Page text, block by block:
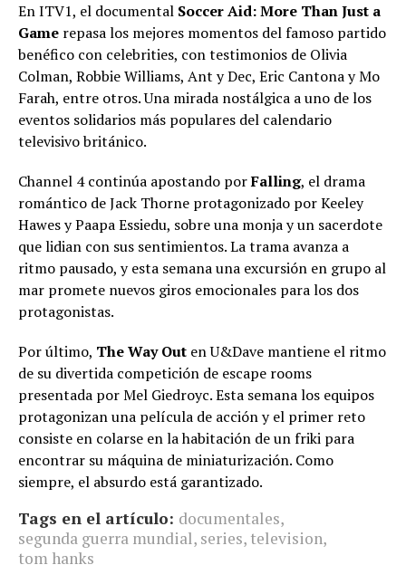
En ITV1, el documental Soccer Aid: More Than Just a
Game repasa los mejores momentos del famoso partido
benéfico con celebrities, con testimonios de Olivia
Colman, Robbie Williams, Ant y Dec, Eric Cantona y Mo
Farah, entre otros. Una mirada nostálgica a uno de los
eventos solidarios más populares del calendario
televisivo británico.
Channel 4 continúa apostando porFalling, el drama
romántico de Jack Thorne protagonizado por Keeley
Hawes y Paapa Essiedu, sobre una monja y un sacerdote
que lidian con sus sentimientos. La trama avanza a
ritmo pausado, y esta semana una excursión en grupo al
mar promete nuevos giros emocionales para los dos
protagonistas.
Por último, The Way Out en U&Dave mantiene el ritmo
de su divertida competición de escape rooms
presentada por Mel Giedroyc. Esta semana los equipos
protagonizan una película de acción y el primer reto
consiste en colarse en la habitación de un friki para
encontrar su máquina de miniaturización. Como
siempre, el absurdo está garantizado.
Tags en el artículo: documentales,
segunda guerra mundial, series, television,
tom hanks